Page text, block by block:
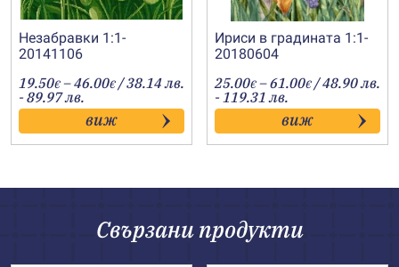
Незабравки 1:1-
20141106
19.50€ –46.00€Price
range:
19.50€
through
46.00€
/ 38.14 лв.
- 89.97 лв.
виж
Ириси в градината 1:1-
20180604
25.00€ –61.00€Price
range:
25.00€
through
61.00€
/ 48.90 лв.
- 119.31 лв.
виж
Свързани продукти